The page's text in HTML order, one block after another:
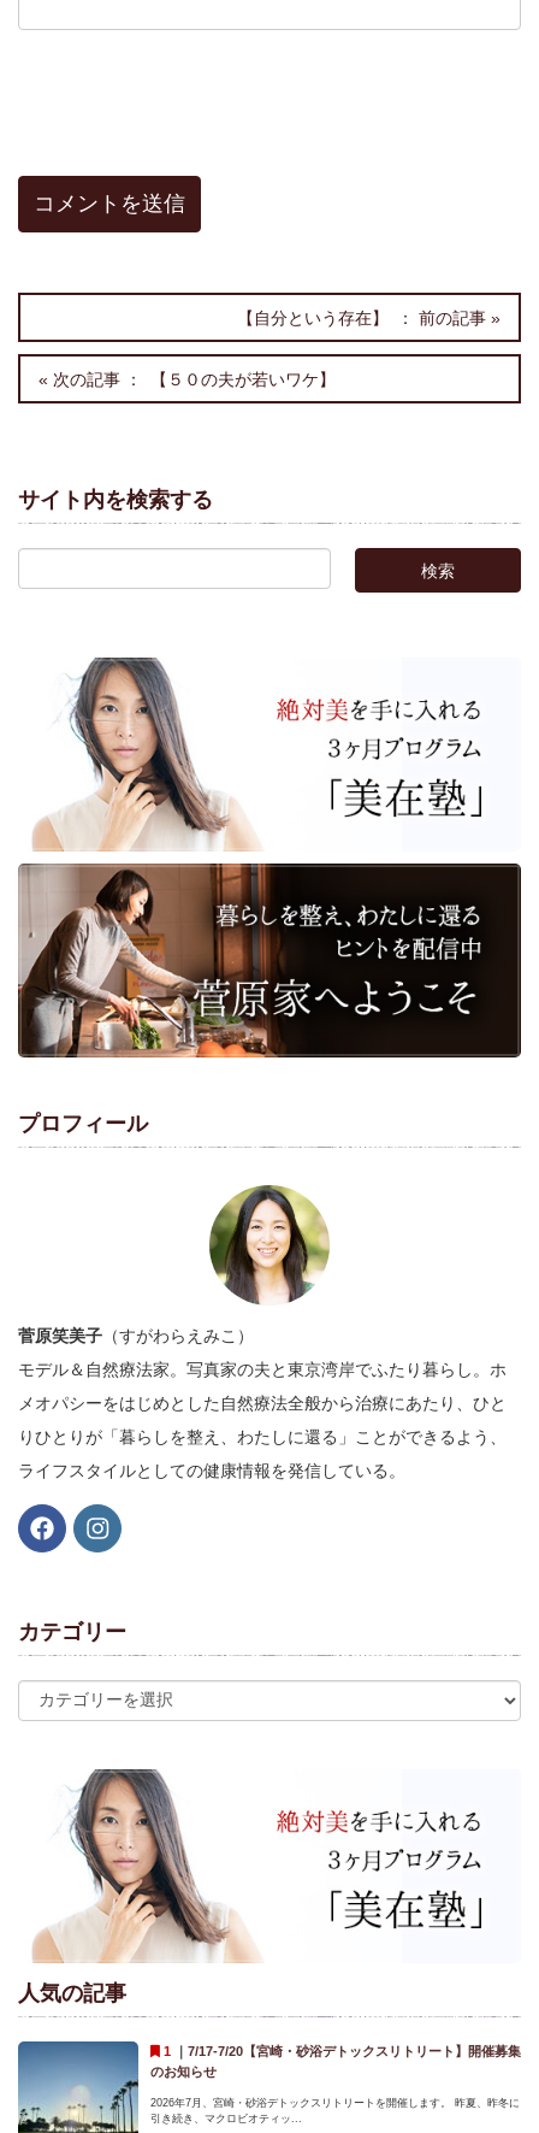
【自分という存在】
【５０の夫が若いワケ】
サイト内を検索する
プロフィール
菅原笑美子 （すがわらえみこ）
モデル＆自然療法家。写真家の夫と東京湾岸でふたり暮らし。ホ
メオパシーをはじめとした自然療法全般から治療にあたり、ひと
りひとりが「暮らしを整え、わたしに還る」ことができるよう、
ライフスタイルとしての健康情報を発信している。
カテゴリー
人気の記事
｜ 7/17-7/20【宮崎・砂浴デトックスリトリート】開催募集
のお知らせ
2026年7月、宮崎・砂浴デトックスリトリートを開催します。 昨夏、昨冬に
引き続き、マクロビオティッ...